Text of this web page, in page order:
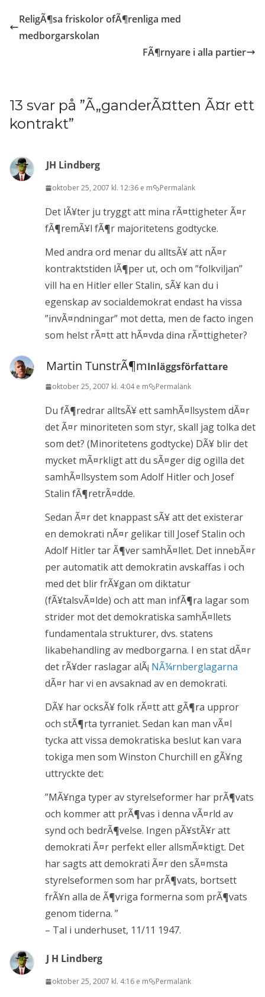
ReligÃ¶sa friskolor ofÃ¶renliga med
medborgarskolan
FÃ¶rnyare i alla partier
13 svar på ”Ã„ganderÃ¤tten Ã¤r ett
kontrakt”
JH Lindberg
oktober 25, 2007 kl. 12:36 e m Permalänk
Det lÃ¥ter ju tryggt att mina rÃ¤ttigheter Ã¤r
fÃ¶remÃ¥l fÃ¶r majoritetens godtycke.
Med andra ord menar du alltsÃ¥ att nÃ¤r
kontraktstiden lÃ¶per ut, och om ”folkviljan”
vill ha en Hitler eller Stalin, sÃ¥ kan du i
egenskap av socialdemokrat endast ha vissa
”invÃ¤ndningar” mot detta, men de facto ingen
som helst rÃ¤tt att hÃ¤vda dina rÃ¤ttigheter?
Martin TunstrÃ¶mInläggsförfattare
oktober 25, 2007 kl. 4:04 e m Permalänk
Du fÃ¶redrar alltsÃ¥ ett samhÃ¤llsystem dÃ¤r
det Ã¤r minoriteten som styr, skall jag tolka det
som det? (Minoritetens godtycke) DÃ¥ blir det
mycket mÃ¤rkligt att du sÃ¤ger dig ogilla det
samhÃ¤llsystem som Adolf Hitler och Josef
Stalin fÃ¶retrÃ¤dde.
Sedan Ã¤r det knappast sÃ¥ att det existerar
en demokrati nÃ¤r gelikar till Josef Stalin och
Adolf Hitler tar Ã¶ver samhÃ¤llet. Det innebÃ¤r
per automatik att demokratin avskaffas i och
med det blir frÃ¥gan om diktatur
(fÃ¥talsvÃ¤lde) och att man infÃ¶ra lagar som
strider mot det demokratiska samhÃ¤llets
fundamentala strukturer, dvs. statens
likabehandling av medborgarna. I en stat dÃ¤r
det rÃ¥der raslagar alÃ¡ NÃ¼rnberglagarna
dÃ¤r har vi en avsaknad av en demokrati.
DÃ¥ har ocksÃ¥ folk rÃ¤tt att gÃ¶ra uppror
och stÃ¶rta tyrraniet. Sedan kan man vÃ¤l
tycka att vissa demokratiska beslut kan vara
tokiga men som Winston Churchill en gÃ¥ng
uttryckte det:
”MÃ¥nga typer av styrelseformer har prÃ¶vats
och kommer att prÃ¶vas i denna vÃ¤rld av
synd och bedrÃ¶velse. Ingen pÃ¥stÃ¥r att
demokrati Ã¤r perfekt eller allsmÃ¤ktigt. Det
har sagts att demokrati Ã¤r den sÃ¤msta
styrelseformen som har prÃ¶vats, bortsett
frÃ¥n alla de Ã¶vriga formerna som prÃ¶vats
genom tiderna. ”
– Tal i underhuset, 11/11 1947.
J H Lindberg
oktober 25, 2007 kl. 4:16 e m Permalänk